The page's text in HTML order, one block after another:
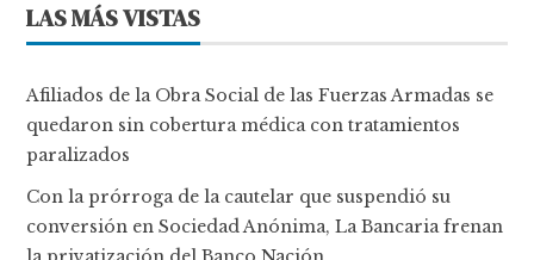
LAS MÁS VISTAS
Afiliados de la Obra Social de las Fuerzas Armadas se
quedaron sin cobertura médica con tratamientos
paralizados
Con la prórroga de la cautelar que suspendió su
conversión en Sociedad Anónima, La Bancaria frenan